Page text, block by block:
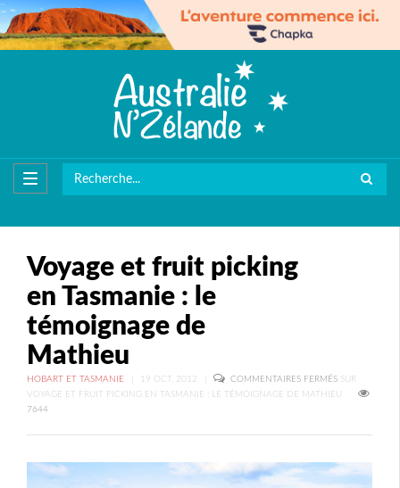
Voyage et fruit picking
en Tasmanie : le
témoignage de
Mathieu
HOBART ET TASMANIE 19 OCT, 2012 COMMENTAIRES FERMÉS SUR
VOYAGE ET FRUIT PICKING EN TASMANIE : LE TÉMOIGNAGE DE MATHIEU
7644